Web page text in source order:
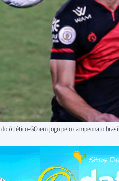
Atlético-GO em jogo pelo campeonato